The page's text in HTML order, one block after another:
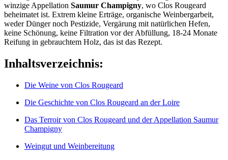
winzige Appellation Saumur Champigny, wo Clos Rougeard
beheimatet ist. Extrem kleine Erträge, organische Weinbergarbeit,
weder Dünger noch Pestizide, Vergärung mit natürlichen Hefen,
keine Schönung, keine Filtration vor der Abfüllung, 18-24 Monate
Reifung in gebrauchtem Holz, das ist das Rezept.
Inhaltsverzeichnis:
Die Weine von Clos Rougeard
Die Geschichte von Clos Rougeard an der Loire
Das Terroir von Clos Rougeard und der Appellation Saumur
Champigny
Weingut und Weinbereitung